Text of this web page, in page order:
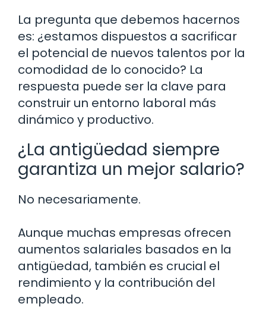
La pregunta que debemos hacernos
es: ¿estamos dispuestos a sacrificar
el potencial de nuevos talentos por la
comodidad de lo conocido? La
respuesta puede ser la clave para
construir un entorno laboral más
dinámico y productivo.
¿La antigüedad siempre
garantiza un mejor salario?
No necesariamente.
Aunque muchas empresas ofrecen
aumentos salariales basados en la
antigüedad, también es crucial el
rendimiento y la contribución del
empleado.